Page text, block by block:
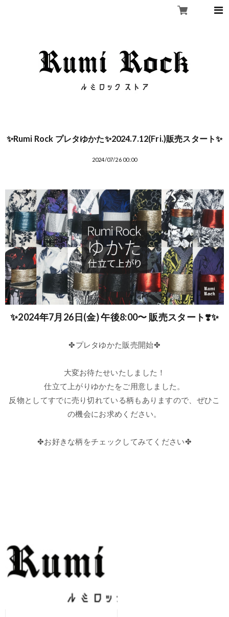
✨Rumi Rock プレタゆかた✨2024.7.12(Fri.)販売スタート✨
2024/07/26 00:00
✨2024年7月26日(金) 午後8:00〜 販売スタート❣️✨
✤プレタゆかた販売開始✤
大変お待たせいたしました！
仕立て上がりゆかたをご用意しました。
反物としてすでに売り切れている柄もありますので、ぜひこ
の機会にお求めください。
✤お好きな柄をチェックしてみてください✤